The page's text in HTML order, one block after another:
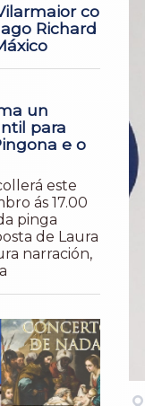
co
Richard
un
para
e o
este
ás 17.00
pinga
de Laura
narración,